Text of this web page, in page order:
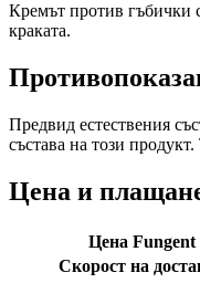
Кремът против гъбички
краката.
Предвид естествения
състава на този
Цена и
Цена Fungent
Скорост на